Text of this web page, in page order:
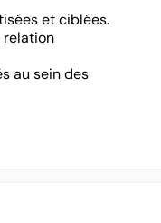
et ciblées.
relation
au sein des